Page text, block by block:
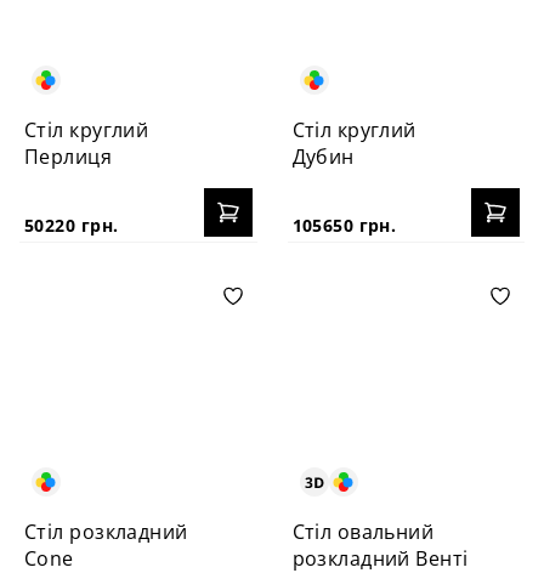
Стіл круглий
Перлиця
50220 грн.
Стіл круглий
Дубин
105650 грн.
Стіл розкладний
Cone
Стіл овальний
розкладний Венті